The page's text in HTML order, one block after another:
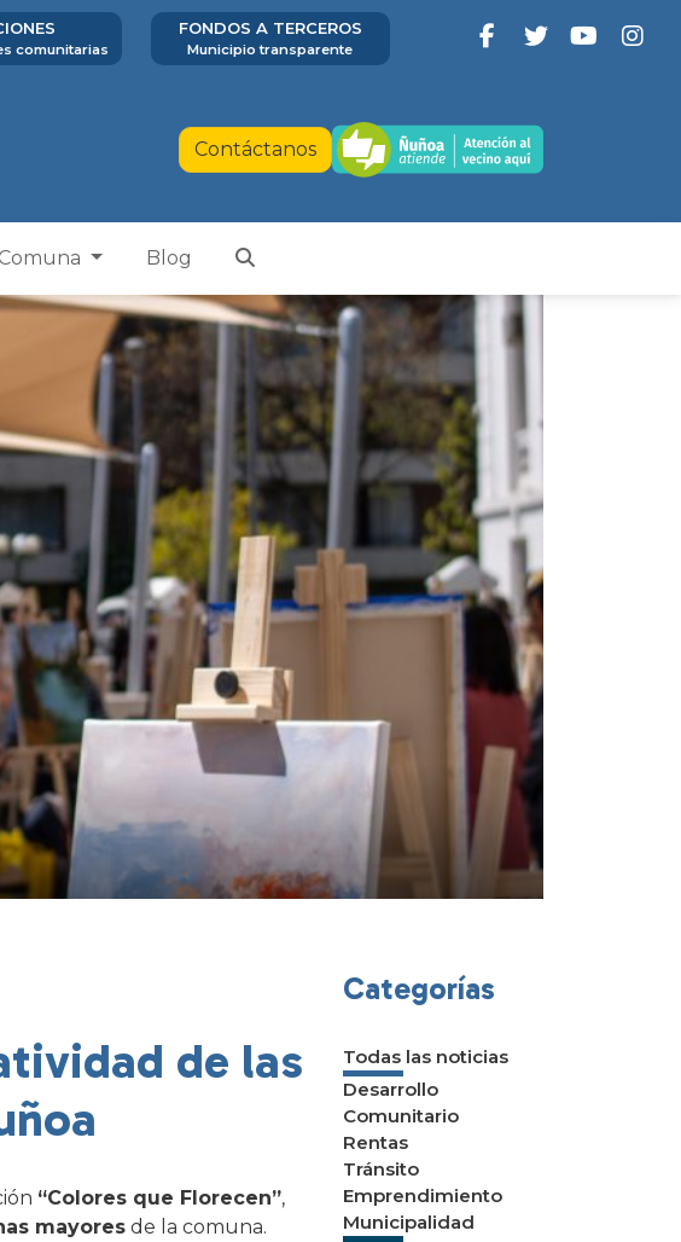
comunitarias
FONDOS A TERCEROS
Municipio transparente
Contáctanos
Comuna Blog
de las
“Colores que Florecen”,
mayores de la comuna.
Categorías
Todas las noticias
Desarrollo
Comunitario
Rentas
Tránsito
Emprendimiento
Municipalidad